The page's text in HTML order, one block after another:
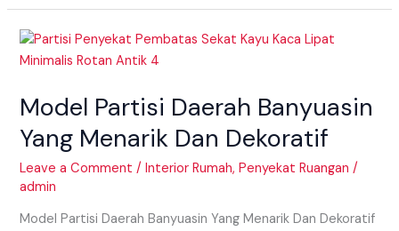
Model Partisi Daerah Banyuasin
Yang Menarik Dan Dekoratif
Leave a Comment /Interior Rumah,Penyekat Ruangan /
admin
Model Partisi Daerah Banyuasin Yang Menarik Dan Dekoratif
Model
Partisi
Banyuasin
Menarik
Dan
Dekoratif